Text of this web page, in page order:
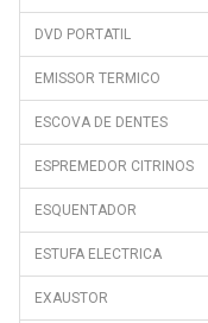
DVD PORTATIL
EMISSOR TERMICO
ESCOVA DE DENTES
ESPREMEDOR CITRINOS
ESQUENTADOR
ESTUFA ELECTRICA
EXAUSTOR